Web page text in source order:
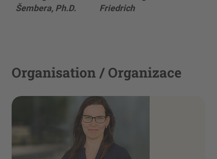
Šembera, Ph.D.
Friedrich
Organisation / Organizace